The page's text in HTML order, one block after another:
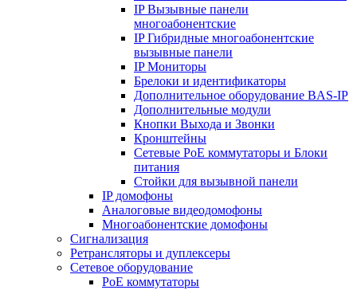
IP Вызывные панели
многоабонентские
IP Гибридные многоабонентские
вызывные панели
IP Мониторы
Брелоки и идентификаторы
Дополнительное оборудование BAS-IP
Дополнительные модули
Кнопки Выхода и Звонки
Кронштейны
Сетевые PoE коммутаторы и Блоки
питания
Стойки для вызывной панели
IP домофоны
Аналоговые видеодомофоны
Многоабонентские домофоны
Сигнализация
Ретрансляторы и дуплексеры
Сетевое оборудование
PoE коммутаторы